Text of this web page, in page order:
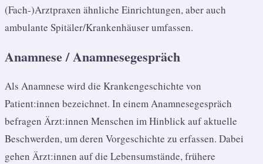
(Fach-)Arztpraxen ähnliche Einrichtungen, aber auch
ambulante Spitäler/Krankenhäuser umfassen.
Anamnese / Anamnesegespräch
Als Anamnese wird die Krankengeschichte von
Patient:innen bezeichnet. In einem Anamnesegespräch
befragen Ärzt:innen Menschen im Hinblick auf aktuelle
Beschwerden, um deren Vorgeschichte zu erfassen. Dabei
gehen Ärzt:innen auf die Lebensumstände, frühere